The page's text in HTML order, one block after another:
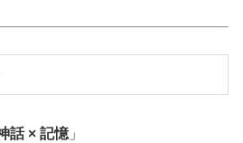
話 × 記憶 」